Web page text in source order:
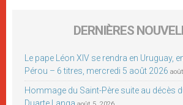
DERNIÈRES
Le pape Léon XIV se rendra en Uruguay,
Pérou – 6 titres, mercredi 5 août 2026
Hommage du Saint-Père suite au décès